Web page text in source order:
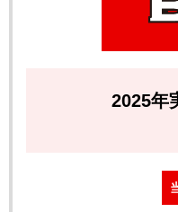
2025年